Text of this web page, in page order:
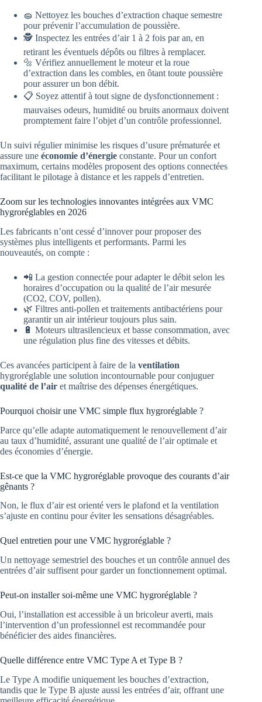
🧽 Nettoyez les bouches d’extraction chaque semestre
pour prévenir l’accumulation de poussière.
🕵️ Inspectez les entrées d’air 1 à 2 fois par an, en
retirant les éventuels dépôts ou filtres à remplacer.
🔩 Vérifiez annuellement le moteur et la roue
d’extraction dans les combles, en ôtant toute poussière
pour assurer un bon débit.
📋 Soyez attentif à tout signe de dysfonctionnement :
mauvaises odeurs, humidité ou bruits anormaux doivent
promptement faire l’objet d’un contrôle professionnel.
Un suivi régulier minimise les risques d’usure prématurée et
assure une économie d’énergie constante. Pour un confort
maximum, certains modèles proposent des options connectées
facilitant le pilotage à distance et les rappels d’entretien.
Zoom sur les technologies innovantes intégrées aux VMC
hygroréglables en 2026
Les fabricants n’ont cessé d’innover pour proposer des
systèmes plus intelligents et performants. Parmi les
nouveautés, on compte :
📲 La gestion connectée pour adapter le débit selon les
horaires d’occupation ou la qualité de l’air mesurée
(CO2, COV, pollen).
🌿 Filtres anti-pollen et traitements antibactériens pour
garantir un air intérieur toujours plus sain.
🔋 Moteurs ultrasilencieux et basse consommation, avec
une régulation plus fine des vitesses et débits.
Ces avancées participent à faire de la ventilation
hygroréglable une solution incontournable pour conjuguer
qualité de l’air et maîtrise des dépenses énergétiques.
Pourquoi choisir une VMC simple flux hygroréglable ?
Parce qu’elle adapte automatiquement le renouvellement d’air
au taux d’humidité, assurant une qualité de l’air optimale et
des économies d’énergie.
Est-ce que la VMC hygroréglable provoque des courants d’air
gênants ?
Non, le flux d’air est orienté vers le plafond et la ventilation
s’ajuste en continu pour éviter les sensations désagréables.
Quel entretien pour une VMC hygroréglable ?
Un nettoyage semestriel des bouches et un contrôle annuel des
entrées d’air suffisent pour garder un fonctionnement optimal.
Peut-on installer soi-même une VMC hygroréglable ?
Oui, l’installation est accessible à un bricoleur averti, mais
l’intervention d’un professionnel est recommandée pour
bénéficier des aides financières.
Quelle différence entre VMC Type A et Type B ?
Le Type A modifie uniquement les bouches d’extraction,
tandis que le Type B ajuste aussi les entrées d’air, offrant une